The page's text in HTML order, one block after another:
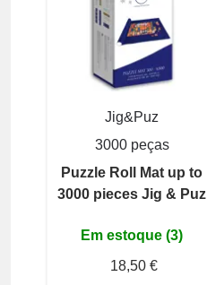
Jig&Puz
3000 peças
Puzzle Roll Mat up to
3000 pieces Jig & Puz
Em estoque (3)
18,50 €